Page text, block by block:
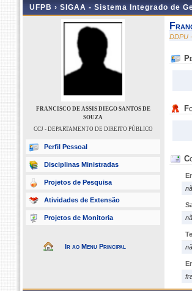
UFPB › SIGAA - Sistema Integrado de
FRANCISCO DE ASSIS DIEGO SANTOS DE
SOUZA
CCJ - DEPARTAMENTO DE DIREITO PÚBLICO
Perfil Pessoal
Disciplinas Ministradas
Projetos de Pesquisa
Atividades de Extensão
Projetos de Monitoria
Ir ao Menu Principal
DDPU